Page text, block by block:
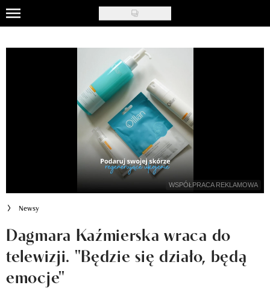
Skip
to
main
Newsy
Newsletter
WSPÓŁPRACA REKLAMOWA
Newsy
Dagmara Kaźmierska wraca do
telewizji. "Będzie się działo, będą
emocje"